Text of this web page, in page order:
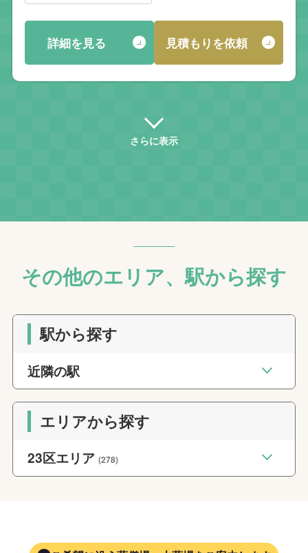
詳細を見る 見積もりを依頼
さらに表示
その他のエリア、駅から探す
駅から探す
近隣の駅
エリアから探す
23区エリア(278)